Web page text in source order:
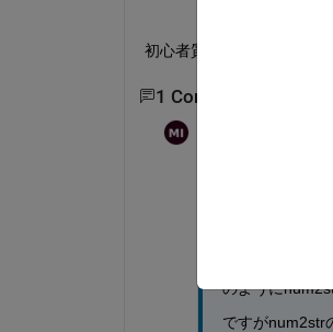
初心者質問で恐縮ですが
1 Commento
のように
ですがnum2str